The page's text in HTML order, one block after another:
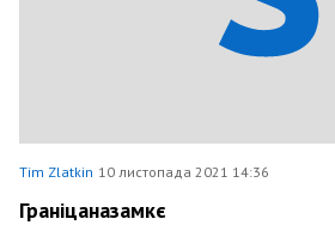
Tim Zlatkin 10 листопада 2021 14:36
Граніцаназамкє